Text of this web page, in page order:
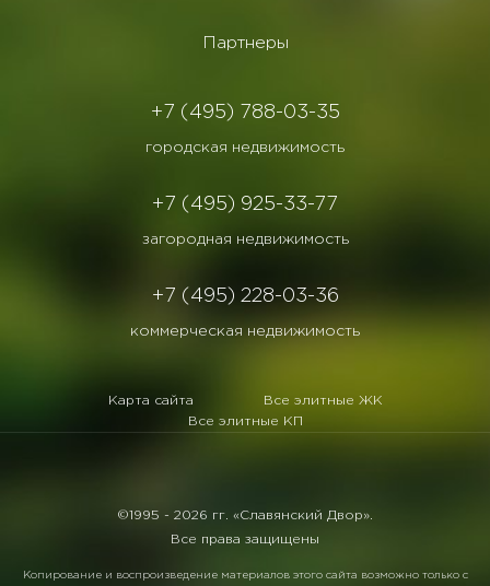
Партнеры
+7 (495) 788-03-35
городская недвижимость
+7 (495) 925-33-77
загородная недвижимость
+7 (495) 228-03-36
коммерческая недвижимость
Карта сайта
Все элитные ЖК
Все элитные КП
©1995 - 2026 гг. «Славянский Двор».
Все права защищены
Копирование и воспроизведение материалов этого сайта возможно только с